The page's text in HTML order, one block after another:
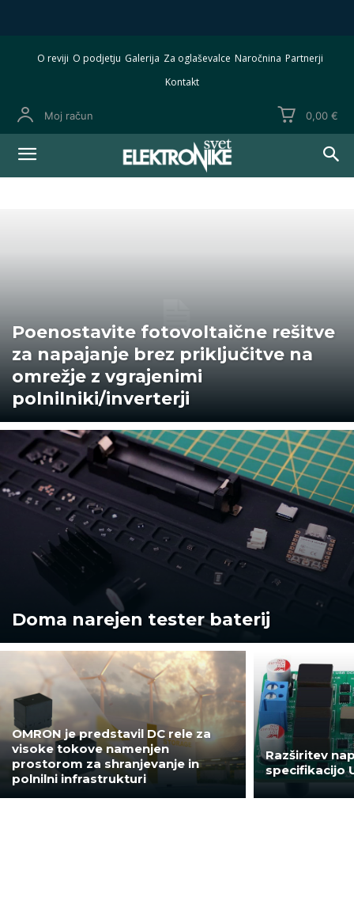
O reviji O podjetju Galerija Za oglaševalce Naročnina Partnerji
Kontakt
Moj račun 0,00 €
Poenostavite fotovoltaične rešitve
za napajanje brez priključitve na
omrežje z vgrajenimi
polnilniki/inverterji
Doma narejen tester baterij
OMRON je predstavil DC rele za
visoke tokove namenjen
prostorom za shranjevanje in
polnilni infrastrukturi
Razširitev
specifikacijo